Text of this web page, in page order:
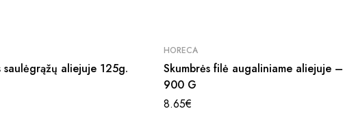
saulėgrąžų aliejuje 125g.
HORECA
Skumbrės filė augaliniame aliejuje –
900 G
8.65€